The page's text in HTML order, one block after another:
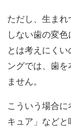
ただし、生まれ
しない歯の変
とは考えにく
ングでは、歯
ません。
こういう場合
キュア」などと